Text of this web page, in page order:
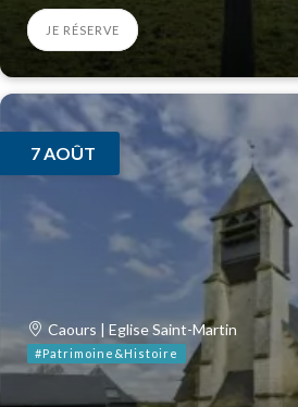
JE RÉSERVE
7 AOÛT
Caours | Eglise Saint-Martin
#Patrimoine&Histoire